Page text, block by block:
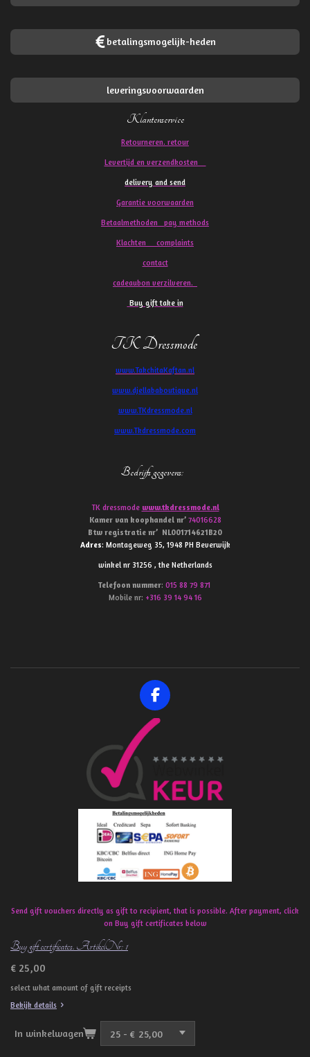
betalingsmogelijk-heden
leveringsvoorwaarden
Klantenservice
Retourneren. retour
Levertijd en verzendkosten
delivery and send
Garantie voorwaarden
Betaalmethoden pay methods
Klachten complaints
contact
cadeaubon verzilveren.
Buy gift take in
TK Dressmode
www.TakchitaKaftan.nl
www.djellababoutique.nl
www.TKdressmode.nl
www.Tkdressmode.com
Bedrijfs gegevens:
TK dressmode www.tkdressmode.nl
Kamer van koophandel nr’ 74016628
Btw registratie nr’ NL001714621B20
Adres: Montageweg 35, 1948 PH Beverwijk
winkel nr 31256 , the Netherlands
Telefoon nummer: 015 88 79 871
Mobile nr: +316 39 14 94 16
F
a
c
b
o
k
Send gift vouchers directly as gift to recipient, that is possible. After payment, click
on Buy gift certificates below
Buy gift certificates. ArtikelNr: 1
€ 25,00
select what amount of gift receipts
Bekijk details
In winkelwagen